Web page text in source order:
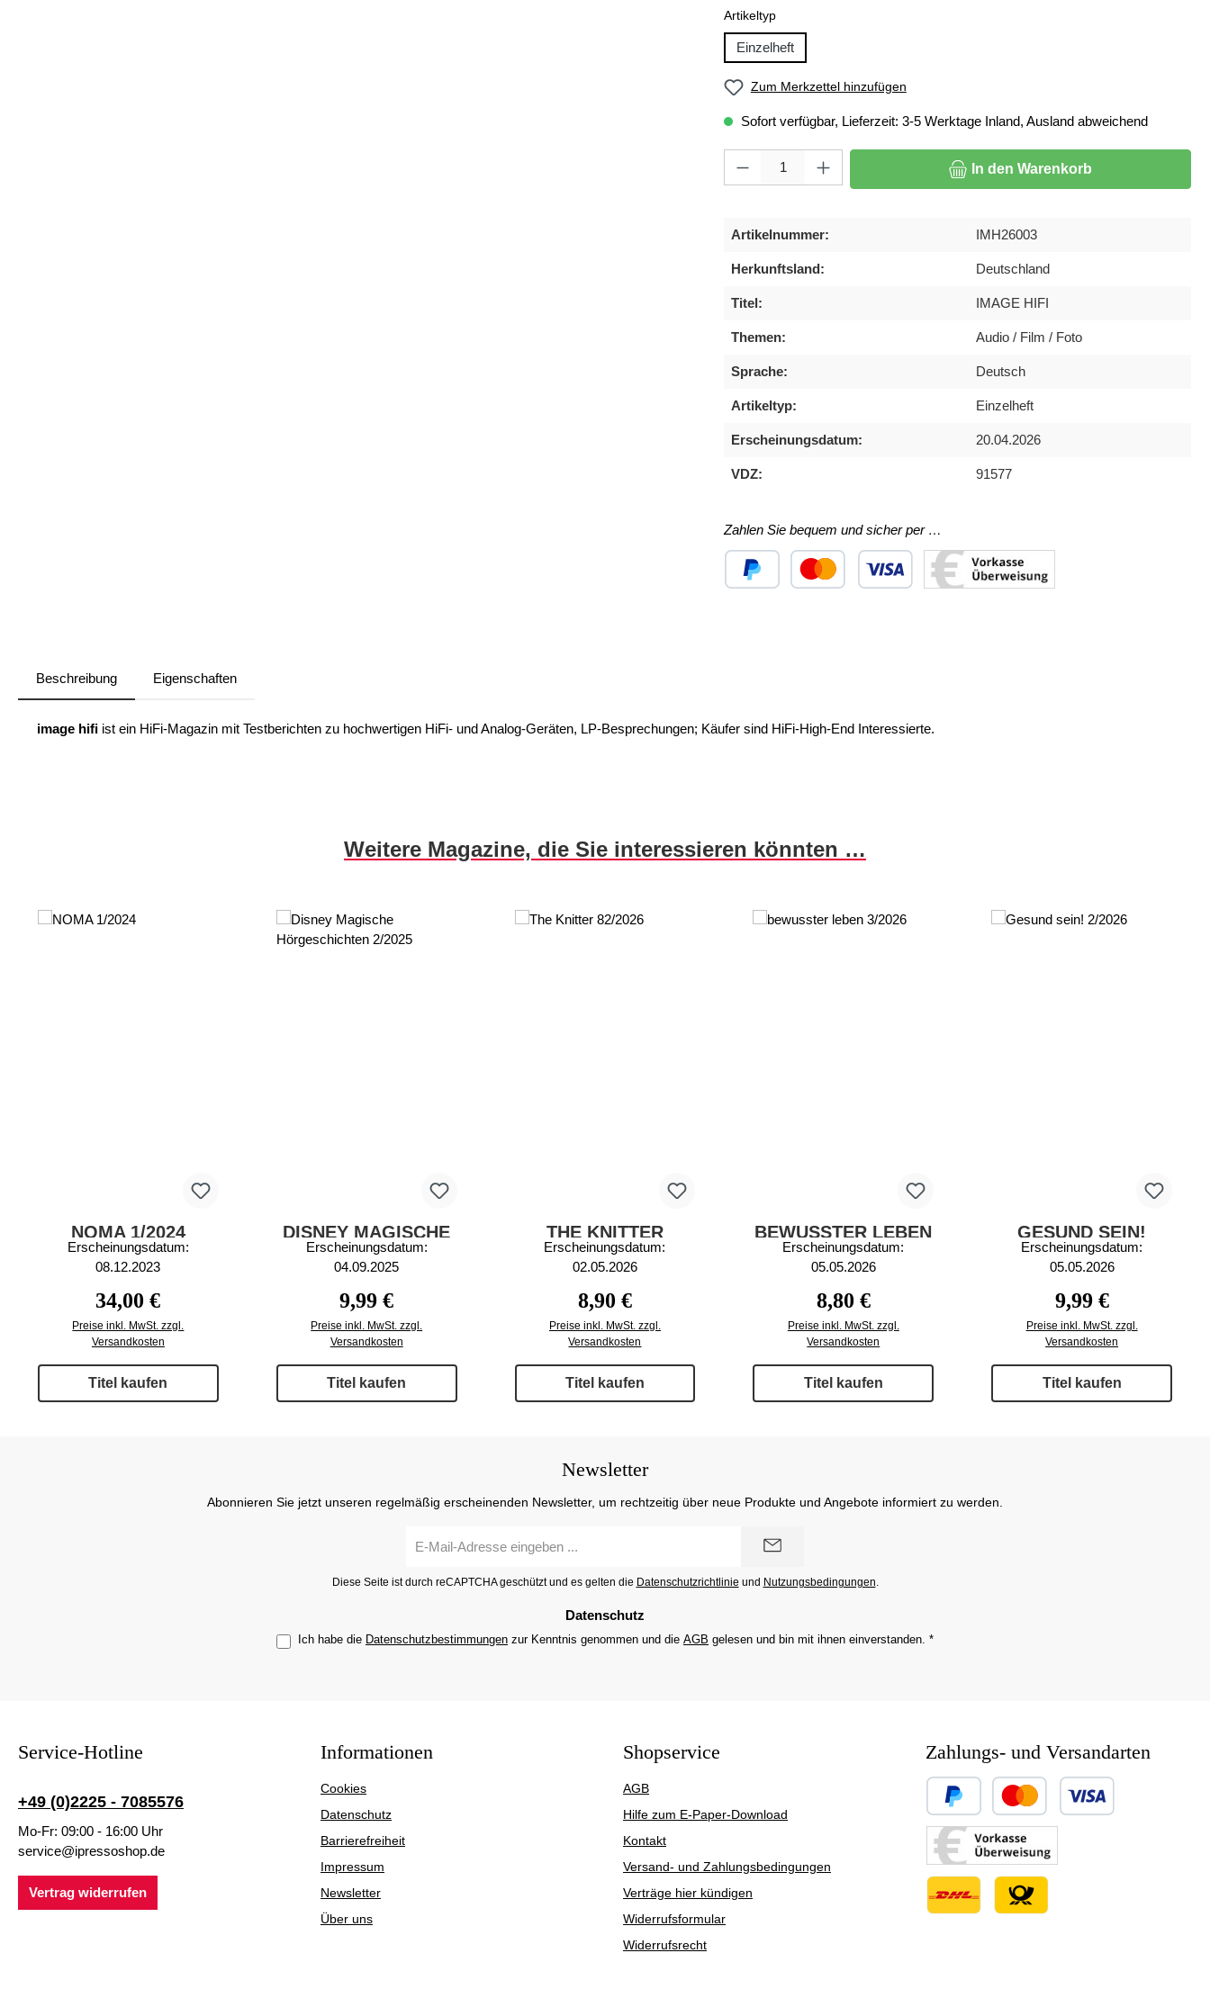
Artikeltypauswählen
Einzelheft
Zum Merkzettel hinzufügen
Sofort verfügbar, Lieferzeit: 3-5 Werktage Inland, Ausland abweichend
Produkt Anzahl: Gib den gewünschten Wert ein oder benutze die Schaltflächen um
In den Warenkorb
Artikelnummer: IMH26003
Herkunftsland: Deutschland
Titel: IMAGE HIFI
Themen: Audio / Film / Foto
Sprache: Deutsch
Artikeltyp: Einzelheft
Erscheinungsdatum: 20.04.2026
VDZ: 91577
Zahlen Sie bequem und sicher per …
Beschreibung Eigenschaften
image hifi ist ein HiFi-Magazin mit Testberichten zu hochwertigen HiFi- und Analog-Geräten, LP-Besprechungen; Käufer sind HiFi-High-End Interessierte.
Weitere Magazine, die Sie interessieren könnten …
NOMA 1/2024
Erscheinungsdatum:
08.12.2023
Regulärer Preis:
34,00 €
Preise inkl. MwSt. zzgl.
Versandkosten
Titel kaufen
DISNEY MAGISCHE
HÖRGESCHICHTEN
2/2025
Erscheinungsdatum:
04.09.2025
Regulärer Preis:
9,99 €
Preise inkl. MwSt. zzgl.
Versandkosten
Titel kaufen
THE KNITTER
82/2026
Erscheinungsdatum:
02.05.2026
Regulärer Preis:
8,90 €
Preise inkl. MwSt. zzgl.
Versandkosten
Titel kaufen
BEWUSSTER LEBEN
3/2026
Erscheinungsdatum:
05.05.2026
Regulärer Preis:
8,80 €
Preise inkl. MwSt. zzgl.
Versandkosten
Titel kaufen
GESUND SEIN!
2/2026
Erscheinungsdatum:
05.05.2026
Regulärer Preis:
9,99 €
Preise inkl. MwSt. zzgl.
Versandkosten
Titel kaufen
Newsletter
Abonnieren Sie jetzt unseren regelmäßig erscheinenden Newsletter, um rechtzeitig über neue Produkte und Angebote informiert zu werden.
Mail-
Diese Seite ist durch reCAPTCHA geschützt und es gelten die Datenschutzrichtlinie und Nutzungsbedingungen
Datenschutz
Ich habe die Datenschutzbestimmungen zur Kenntnis genommen und die AGB gelesen und bin mit ihnen einverstanden. *
Service-Hotline
+49 (0)2225 - 7085576
Mo-Fr: 09:00 - 16:00 Uhr
service@ipressoshop.de
Vertrag widerrufen
Informationen
Cookies
Datenschutz
Barrierefreiheit
Impressum
Newsletter
Über uns
Shopservice
AGB
Hilfe zum E-Paper-Download
Kontakt
Versand- und Zahlungsbedingungen
Verträge hier kündigen
Widerrufsformular
Widerrufsrecht
Zahlungs- und Versandarten
Benutzerdefiniertes Bild 1
Benutzerdefiniertes Bild 2
Benutzerdefiniertes Bild 3